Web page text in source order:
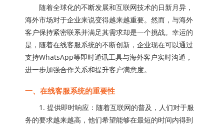
随着全球化的不断发展和互联网技术的日新月异，
海外市场对于企业来说变得越来越重要。然而，与海外
客户保持紧密联系并满足其需求却是一个挑战。幸运的
是，随着在线客服系统的不断创新，企业现在可以通过
支持WhatsApp等即时通讯工具与海外客户实时沟通，
进一步加强合作关系和提升客户满意度。
一、在线客服系统的重要性
1. 提供即时响应：随着互联网的普及，人们对于服
务的要求越来越高，他们希望能够在最短的时间内得到